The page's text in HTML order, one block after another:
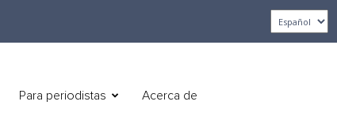
Para periodistas Acerca de